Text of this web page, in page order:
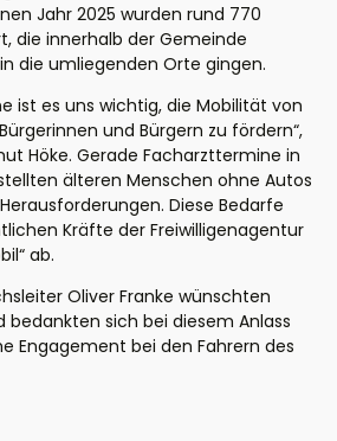
en Jahr 2025 wurden rund 770
die innerhalb der Gemeinde
die umliegenden Orte gingen.
ist es uns wichtig, die Mobilität von
und Bürgern zu fördern“,
Höke. Gerade Facharzttermine in
älteren Menschen ohne Autos
Diese Bedarfe
Kräfte der Freiwilligenagentur
ab.
Oliver Franke wünschten
bedankten sich bei diesem Anlass
Engagement bei den Fahrern des